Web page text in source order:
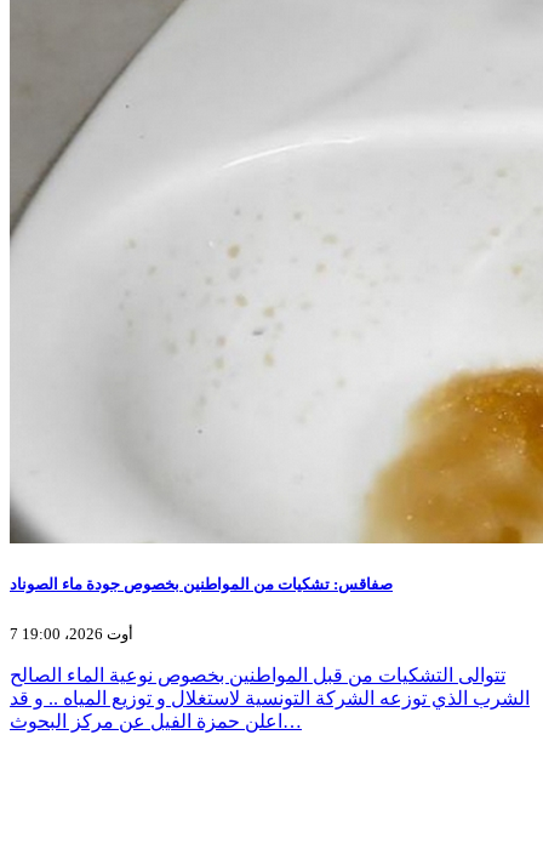
صفاقس: تشكيات من المواطنين بخصوص جودة ماء الصوناد
7 أوت 2026، 19:00
تتوالى التشكيات من قبل المواطنين بخصوص نوعية الماء الصالح
الشرب الذي توزعه الشركة التونسية لاستغلال و توزيع المياه .. و قد
اعلن حمزة الفيل عن مركز البحوث…